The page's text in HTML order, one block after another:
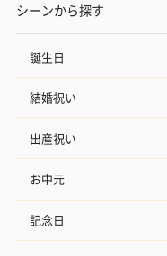
シーンから探す
誕生日
結婚祝い
出産祝い
お中元
記念日